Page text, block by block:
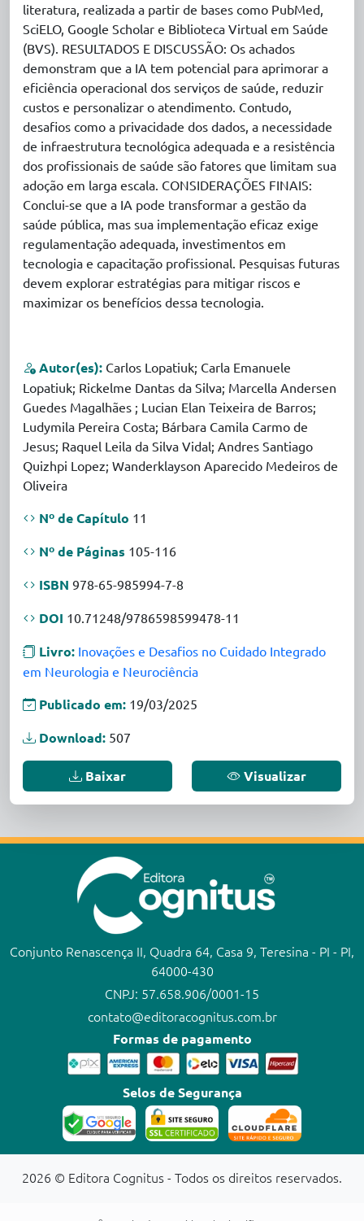
literatura, realizada a partir de bases como PubMed,
SciELO, Google Scholar e Biblioteca Virtual em Saúde
(BVS). RESULTADOS E DISCUSSÃO: Os achados
demonstram que a IA tem potencial para aprimorar a
eficiência operacional dos serviços de saúde, reduzir
custos e personalizar o atendimento. Contudo,
desafios como a privacidade dos dados, a necessidade
de infraestrutura tecnológica adequada e a resistência
dos profissionais de saúde são fatores que limitam sua
adoção em larga escala. CONSIDERAÇÕES FINAIS:
Conclui-se que a IA pode transformar a gestão da
saúde pública, mas sua implementação eficaz exige
regulamentação adequada, investimentos em
tecnologia e capacitação profissional. Pesquisas futuras
devem explorar estratégias para mitigar riscos e
maximizar os benefícios dessa tecnologia.
Autor(es): Carlos Lopatiuk; Carla Emanuele
Lopatiuk; Rickelme Dantas da Silva; Marcella Andersen
Guedes Magalhães ; Lucian Elan Teixeira de Barros;
Ludymila Pereira Costa; Bárbara Camila Carmo de
Jesus; Raquel Leila da Silva Vidal; Andres Santiago
Quizhpi Lopez; Wanderklayson Aparecido Medeiros de
Oliveira
Nº de Capítulo 11
Nº de Páginas 105-116
ISBN 978-65-985994-7-8
DOI 10.71248/9786598599478-11
Livro: Inovações e Desafios no Cuidado Integrado
em Neurologia e Neurociência
Publicado em: 19/03/2025
Download: 507
Baixar Visualizar
Conjunto Renascença II, Quadra 64, Casa 9, Teresina - PI - PI,
64000-430
CNPJ: 57.658.906/0001-15
contato@editoracognitus.com.br
Formas de pagamento
Selos de Segurança
2026 © Editora Cognitus - Todos os direitos reservados.